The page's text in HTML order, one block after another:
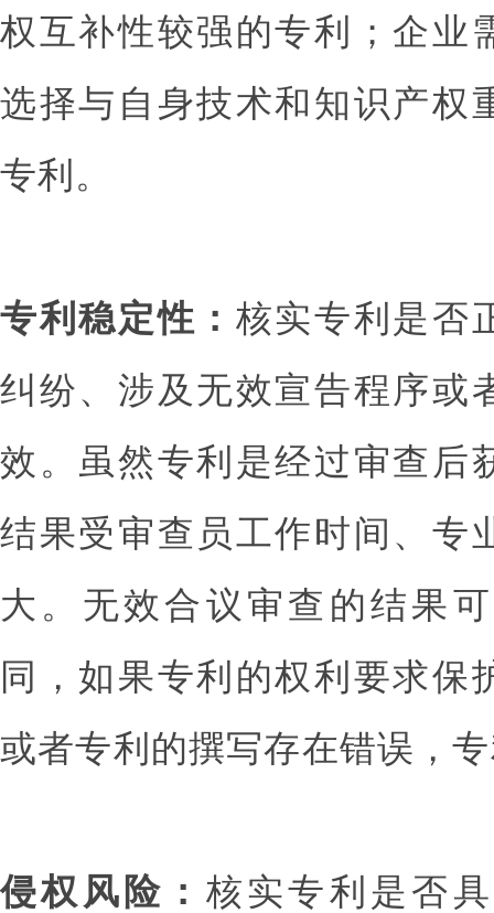
权互补性较强的专利；企业
选择与自身技术和知识产权
专利。
专利稳定性： 核实专利是否
纠纷、涉及无效宣告程序或
效。虽然专利是经过审查后
结果受审查员工作时间、专
大。无效合议审查的结果
同，如果专利的权利要求保
或者专利的撰写存在错误，
侵权风险： 核实专利是否